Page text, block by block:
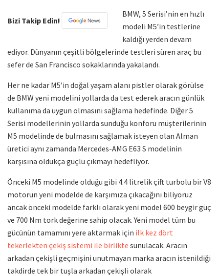
Bizi Takip Edin!
BMW, 5 Serisi’nin en hızlı
modeli M5’in testlerine
kaldığı yerden devam
ediyor. Dünyanın çeşitli bölgelerinde testleri süren araç bu
sefer de San Francisco sokaklarında yakalandı.
Her ne kadar M5’in doğal yaşam alanı pistler olarak görülse
de BMW yeni modelini yollarda da test ederek aracın günlük
kullanıma da uygun olmasını sağlama hedefinde. Diğer 5
Serisi modellerinin yollarda sunduğu konforu müşterilerinin
M5 modelinde de bulmasını sağlamak isteyen olan Alman
üretici aynı zamanda Mercedes-AMG E63 S modelinin
karşısına oldukça güçlü çıkmayı hedefliyor.
Önceki M5 modelinde olduğu gibi 4.4 litrelik çift turbolu bir V8
motorun yeni modelde de karşımıza çıkacağını biliyoruz
ancak önceki modelde farklı olarak yeni model 600 beygir güç
ve 700 Nm tork değerine sahip olacak. Yeni model tüm bu
gücünün tamamını yere aktarmak için ilk kez dört
tekerlekten çekiş sistemi ile birlikte sunulacak. Aracın
arkadan çekişli geçmişini unutmayan marka aracın istenildiği
takdirde tek bir tuşla arkadan çekişli olarak